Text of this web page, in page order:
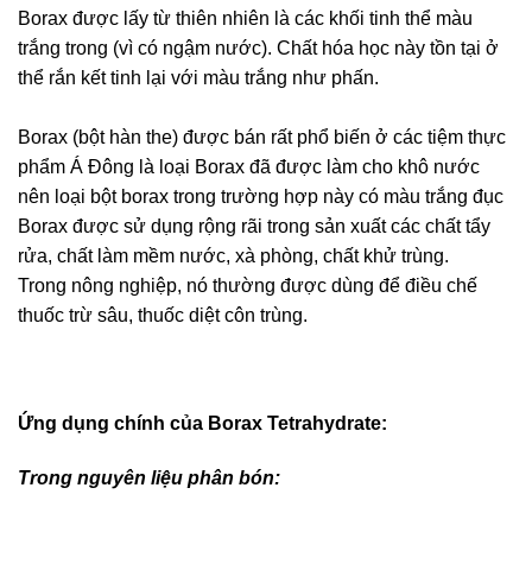
Borax được lấy từ thiên nhiên là các khối tinh thể màu
trắng trong (vì có ngậm nước). Chất hóa học này tồn tại ở
thể rắn kết tinh lại với màu trắng như phấn.
Borax (bột hàn the) được bán rất phổ biến ở các tiệm thực
phẩm Á Đông là loại Borax đã được làm cho khô nước
nên loại bột borax trong trường hợp này có màu trắng đục
Borax được sử dụng rộng rãi trong sản xuất các chất tẩy
rửa, chất làm mềm nước, xà phòng, chất khử trùng.
Trong nông nghiệp, nó thường được dùng để điều chế
thuốc trừ sâu, thuốc diệt côn trùng.
Ứng dụng chính của Borax Tetrahydrate:
Trong nguyên liệu phân bón: